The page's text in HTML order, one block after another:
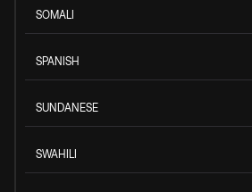
SOMALI
SPANISH
SUNDANESE
SWAHILI